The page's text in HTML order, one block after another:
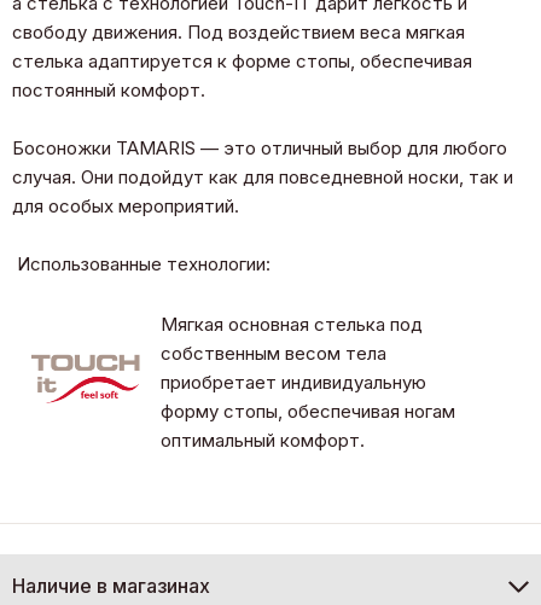
свободу движения. Под воздействием веса мягкая
стелька адаптируется к форме стопы, обеспечивая
постоянный комфорт.
Босоножки TAMARIS — это отличный выбор для любого
случая. Они подойдут как для повседневной носки, так и
для особых мероприятий.
Использованные технологии:
Мягкая основная стелька под
собственным весом тела
приобретает индивидуальную
форму стопы, обеспечивая ногам
оптимальный комфорт.
Наличие в магазинах